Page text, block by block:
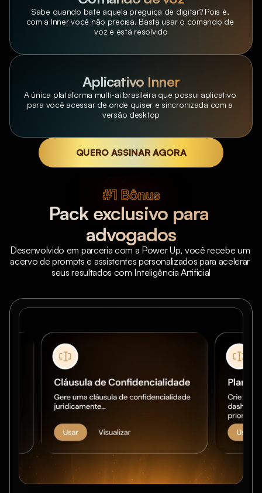
Sabe quando bate aquela preguiça de digitar? Pois é,
com a Inner você não precisa. Basta usar o comando de
voz e está resolvido
QUERO ASSINAR AGORA
Aplicativo Inner
A única plataforma multi-ai brasileira que possui aplicativo
para você acessar de onde quiser e sincronizada com a
versão desktop
#1 Bônus
Pack exclusivo para
advogados
Desenvolvido em parceria com a Power Up, você recebe um
acervo de prompts e assistentes personalizados para acelerar
seus resultados com Inteligência Artificial